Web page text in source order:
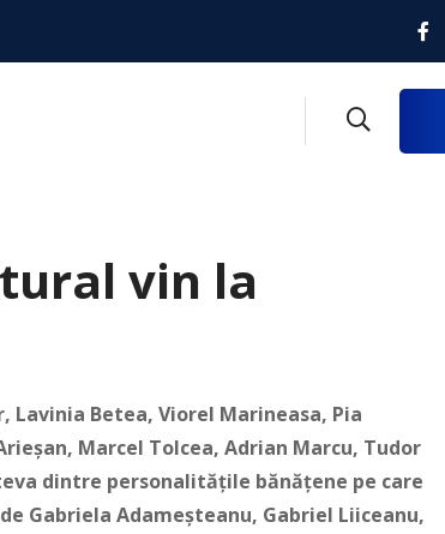
vin la
Lavinia Betea, Viorel Marineasa, Pia
Marcel Tolcea, Adrian Marcu, Tudor
dintre personalitățile bănățene pe care
Gabriela Adameșteanu, Gabriel Liiceanu,